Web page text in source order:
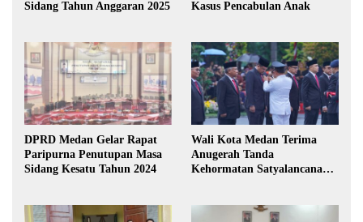
Sidang Tahun Anggaran 2025
Kasus Pencabulan Anak
DPRD Medan Gelar Rapat
Paripurna Penutupan Masa
Sidang Kesatu Tahun 2024
Wali Kota Medan Terima
Anugerah Tanda
Kehormatan Satyalancana